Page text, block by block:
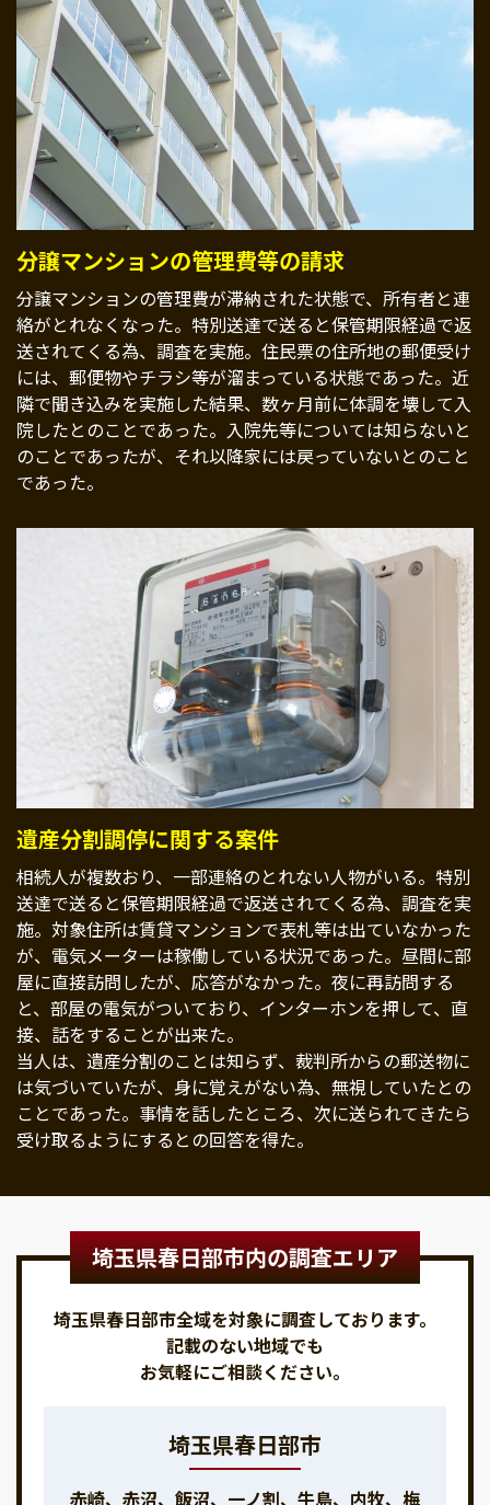
分譲マンションの管理費等の請求
分譲マンションの管理費が滞納された状態で、所有者と連
絡がとれなくなった。特別送達で送ると保管期限経過で返
送されてくる為、調査を実施。住民票の住所地の郵便受け
には、郵便物やチラシ等が溜まっている状態であった。近
隣で聞き込みを実施した結果、数ヶ月前に体調を壊して入
院したとのことであった。入院先等については知らないと
のことであったが、それ以降家には戻っていないとのこと
であった。
遺産分割調停に関する案件
相続人が複数おり、一部連絡のとれない人物がいる。特別
送達で送ると保管期限経過で返送されてくる為、調査を実
施。対象住所は賃貸マンションで表札等は出ていなかった
が、電気メーターは稼働している状況であった。昼間に部
屋に直接訪問したが、応答がなかった。夜に再訪問する
と、部屋の電気がついており、インターホンを押して、直
接、話をすることが出来た。
当人は、遺産分割のことは知らず、裁判所からの郵送物に
は気づいていたが、身に覚えがない為、無視していたとの
ことであった。事情を話したところ、次に送られてきたら
受け取るようにするとの回答を得た。
埼玉県春日部市内の調査エリア
埼玉県春日部市全域を対象に調査しております。
記載のない地域でも
お気軽にご相談ください。
埼玉県春日部市
赤崎、赤沼、飯沼、一ノ割、牛島、内牧、梅